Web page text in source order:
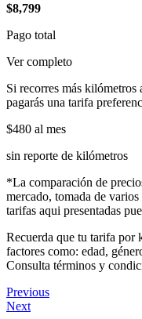
$8,799
Pago total
Ver completo
Si recorres más
pagarás una tarifa
$480 al mes
sin reporte de kilómetros
*La comparación de
mercado, tomada de
tarifas aqui presentadas
Recuerda que tu tarifa por
factores como: edad,
Consulta términos y
Previous
Next